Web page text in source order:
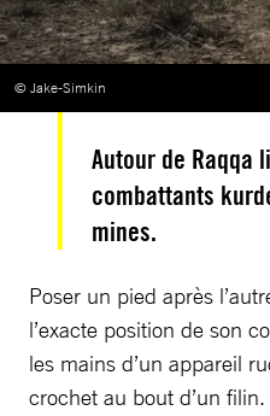
© Jake-Simkin
Autour de Raqqa
combattants
mines.
Poser un pied après
l’exacte position de son
les mains d’un appareil
crochet au bout d’un